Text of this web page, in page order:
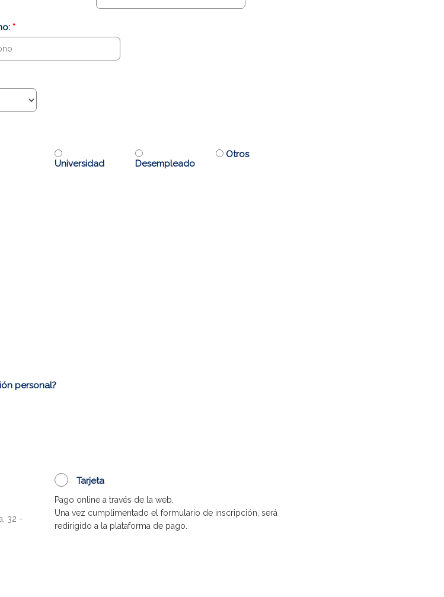
*
Universidad Desempleado
Otros
personal?
32 -
Tarjeta
Pago online a través de la web.
Una vez cumplimentado el formulario de inscripción, será
redirigido a la plataforma de pago.